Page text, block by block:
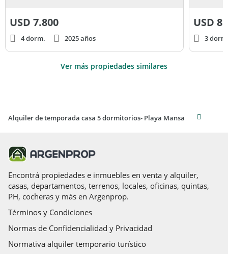
USD 7.800
4 dorm. 2025 años
USD
3
Ver más propiedades similares
Alquiler de temporada casa 5 dormitorios- Playa Mansa
Encontrá propiedades e inmuebles en venta y alquiler,
casas, departamentos, terrenos, locales, oficinas, quintas,
PH, cocheras y más en Argenprop.
Términos y Condiciones
Normas de Confidencialidad y Privacidad
Normativa alquiler temporario turístico